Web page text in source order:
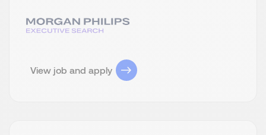
View job and apply